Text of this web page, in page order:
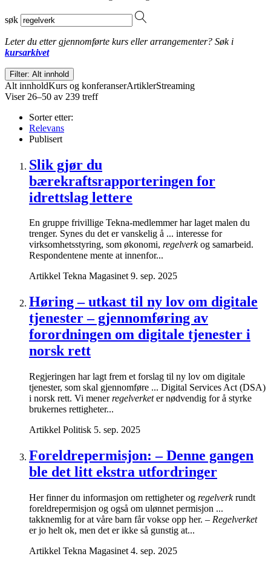
søk
Leter du etter gjennomførte kurs eller arrangementer? Søk i
kursarkivet
Filter: Alt innhold
Alt innholdKurs og konferanserArtiklerStreaming
Viser 26–50 av 239 treff
Sorter etter:
Relevans
Publisert
Slik gjør du
bærekraftsrapporteringen for
idrettslag lettere
En gruppe frivillige Tekna-medlemmer har laget malen du
trenger. Synes du det er vanskelig å ... interesse for
virksomhetsstyring, som økonomi, regelverkog samarbeid.
Respondentene mente at innenfor...
Artikkel Tekna Magasinet 9. sep. 2025
Høring – utkast til ny lov om digitale
tjenester – gjennomføring av
forordningen om digitale tjenester i
norsk rett
Regjeringen har lagt frem et forslag til ny lov om digitale
tjenester, som skal gjennomføre ... Digital Services Act (DSA)
i norsk rett. Vi menerregelverketer nødvendig for å styrke
brukernes rettigheter...
Artikkel Politisk 5. sep. 2025
Foreldrepermisjon: – Denne gangen
ble det litt ekstra utfordringer
Her finner du informasjon om rettigheter og regelverkrundt
foreldrepermisjon og også om ulønnet permisjon ...
takknemlig for at våre barn får vokse opp her. – Regelverket
er jo helt ok, men det er ikke så gunstig at...
Artikkel Tekna Magasinet 4. sep. 2025